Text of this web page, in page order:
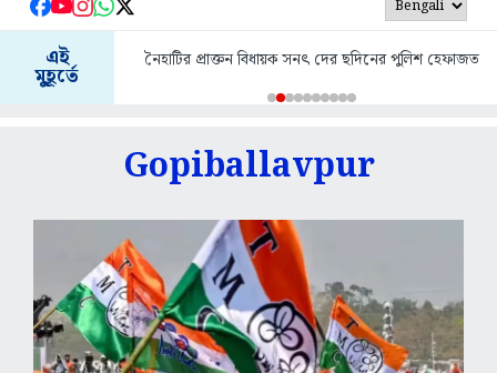
এই
মুহূর্তে
নৈহাটির প্রাক্তন বিধায়ক সনৎ দের ছদিনের পুলিশ হেফাজত
Gopiballavpur